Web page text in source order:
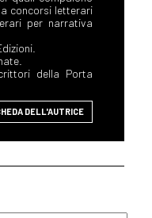
concorsi letterari
per narrativa
della Porta
DELL'AUTRICE